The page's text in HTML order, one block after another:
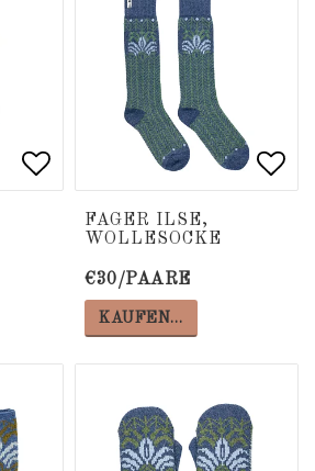
Add to list of favorites
Add to list of favorites
FAGER ILSE,
WOLLESOCKE
€30/PAARE
KAUFEN…